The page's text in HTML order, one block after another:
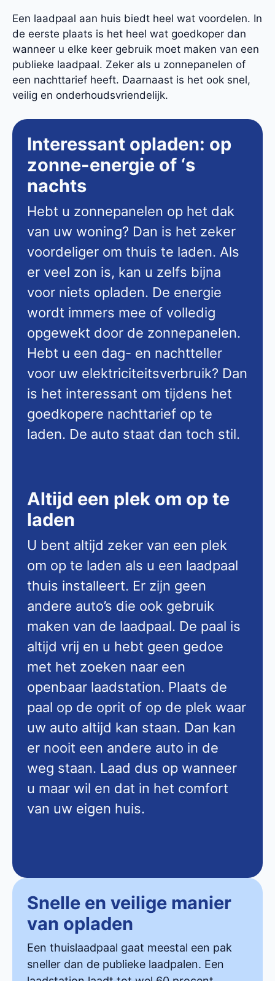
Een laadpaal aan huis biedt heel wat voordelen. In
de eerste plaats is het heel wat goedkoper dan
wanneer u elke keer gebruik moet maken van een
publieke laadpaal. Zeker als u zonnepanelen of
een nachttarief heeft. Daarnaast is het ook snel,
veilig en onderhoudsvriendelijk.
Interessant opladen: op
zonne-energie of ‘s
nachts
Hebt u zonnepanelen op het dak
van uw woning? Dan is het zeker
voordeliger om thuis te laden. Als
er veel zon is, kan u zelfs bijna
voor niets opladen. De energie
wordt immers mee of volledig
opgewekt door de zonnepanelen.
Hebt u een dag- en nachtteller
voor uw elektriciteitsverbruik? Dan
is het interessant om tijdens het
goedkopere nachttarief op te
laden. De auto staat dan toch stil.
Altijd een plek om op te
laden
U bent altijd zeker van een plek
om op te laden als u een laadpaal
thuis installeert. Er zijn geen
andere auto’s die ook gebruik
maken van de laadpaal. De paal is
altijd vrij en u hebt geen gedoe
met het zoeken naar een
openbaar laadstation. Plaats de
paal op de oprit of op de plek waar
uw auto altijd kan staan. Dan kan
er nooit een andere auto in de
weg staan. Laad dus op wanneer
u maar wil en dat in het comfort
van uw eigen huis.
Snelle en veilige manier
van opladen
Een thuislaadpaal gaat meestal een pak
sneller dan de publieke laadpalen. Een